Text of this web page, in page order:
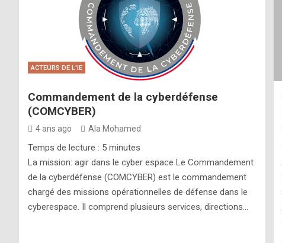
ACTEURS DE L'IE
Commandement de la cyberdéfense
(COMCYBER)
4 ans ago Ala Mohamed
Temps de lecture : 5 minutes
La mission: agir dans le cyber espace Le Commandement
de la cyberdéfense (COMCYBER) est le commandement
chargé des missions opérationnelles de défense dans le
cyberespace. Il comprend plusieurs services, directions…